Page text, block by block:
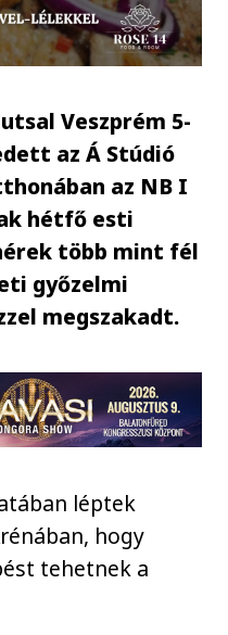
Veszprém 5-
az Á Stúdió
az NB I
hétfő esti
több mint fél
győzelmi
megszakadt.
léptek
hogy
tehetnek a